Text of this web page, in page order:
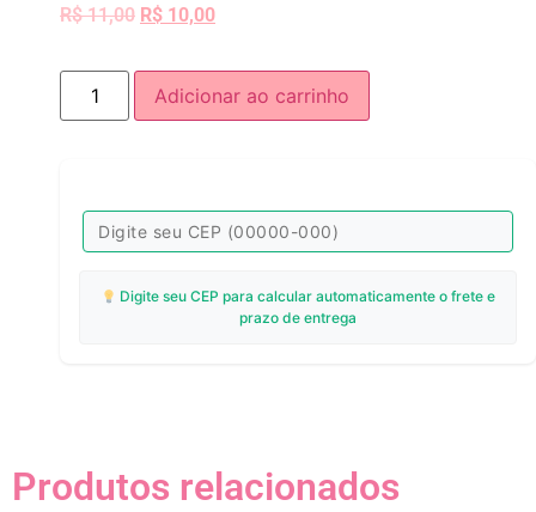
R$11,00 R$ 10,00
Adicionar ao carrinho
Digite seu CEP para calcular automaticamente o frete e
prazo de entrega
Produtos relacionados